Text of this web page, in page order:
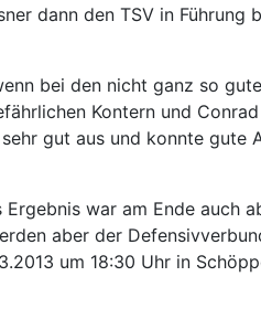
dann den TSV in
bei den nicht ganz so
Kontern und
gut aus und konnte
war am Ende auch
aber der
um 18:30 Uhr in